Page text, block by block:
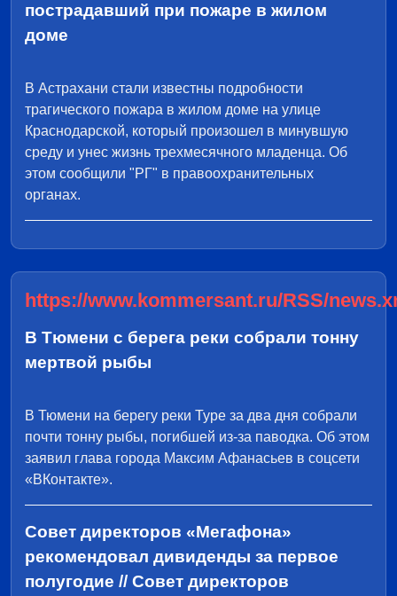
пострадавший при пожаре в жилом
доме
В Астрахани стали известны подробности
трагического пожара в жилом доме на улице
Краснодарской, который произошел в минувшую
среду и унес жизнь трехмесячного младенца. Об
этом сообщили "РГ" в правоохранительных
органах.
https://www.kommersant.ru/RSS/
В Тюмени с берега реки собрали тонну
мертвой рыбы
В Тюмени на берегу реки Туре за два дня собрали
почти тонну рыбы, погибшей из-за паводка. Об этом
заявил глава города Максим Афанасьев в соцсети
«ВКонтакте».
Совет директоров «Мегафона»
рекомендовал дивиденды за первое
полугодие // Совет директоров